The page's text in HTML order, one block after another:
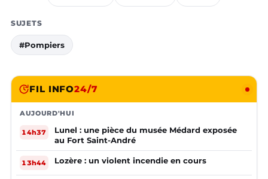
SUJETS
#Pompiers
FIL INFO24/7
AUJOURD'HUI
14h37
Lunel : une pièce du musée Médard exposée
au Fort Saint-André
13h44 Lozère : un violent incendie en cours